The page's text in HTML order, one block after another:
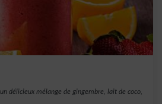
délicieux mélange de gingembre, lait de coco,